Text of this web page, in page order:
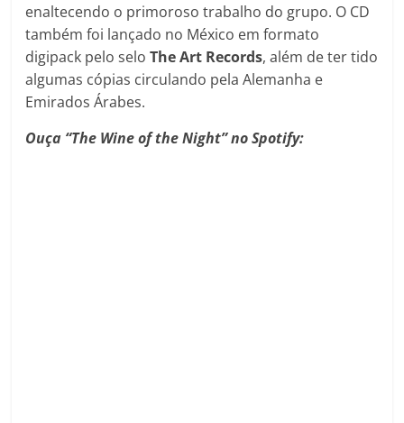
enaltecendo o primoroso trabalho do grupo. O CD
também foi lançado no México em formato
digipack pelo seloThe Art Records, além de ter tido
algumas cópias circulando pela Alemanha e
Emirados Árabes.
Ouça “The Wine of the Night” no Spotify: